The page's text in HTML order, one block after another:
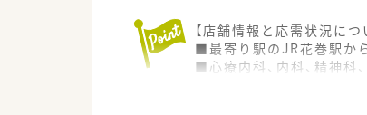
【店舗情報と応需状況につ
■最寄り駅のJR花巻駅か
■心療内科、内科、精神科